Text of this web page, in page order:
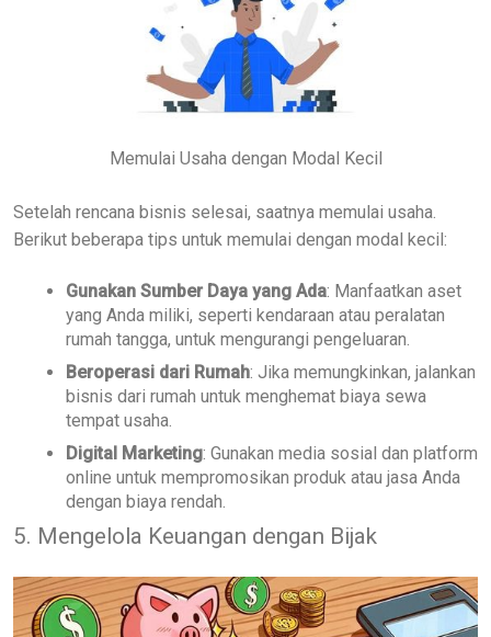
Memulai Usaha dengan Modal Kecil
Setelah rencana bisnis selesai, saatnya memulai usaha.
Berikut beberapa tips untuk memulai dengan modal kecil:
Gunakan Sumber Daya yang Ada: Manfaatkan aset
yang Anda miliki, seperti kendaraan atau peralatan
rumah tangga, untuk mengurangi pengeluaran.
Beroperasi dari Rumah: Jika memungkinkan, jalankan
bisnis dari rumah untuk menghemat biaya sewa
tempat usaha.
Digital Marketing: Gunakan media sosial dan platform
online untuk mempromosikan produk atau jasa Anda
dengan biaya rendah.
5. Mengelola Keuangan dengan Bijak